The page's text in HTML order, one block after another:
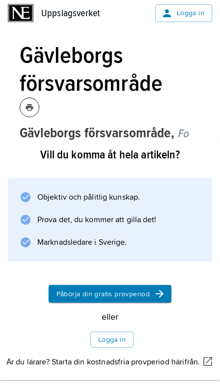
Uppslagsverket Logga in
Gävleborgs
försvarsområde
Gävleborgs försvarsområde, Fo
, omfattade Gävleborgs län och var
anknutet till Hälsinge regemente (I
försvarsområdesbefälhavare.
Ansvaret för Fo 21 togs 1998 över av
Dalregementet, I 13/Fo 53, i Falun. Med den
nya försvarsorganisationen 2000 avvecklades
Information om artikeln
Vill du komma åt hela artikeln?
Objektiv och pålitlig kunskap.
Prova det, du kommer att gilla det!
Marknadsledare i Sverige.
Påbörja din gratis provperiod
eller
Logga in
Är du lärare? Starta din kostnadsfria provperiod härifrån.